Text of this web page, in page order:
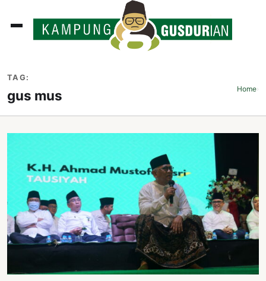
TAG:
gus mus Home›